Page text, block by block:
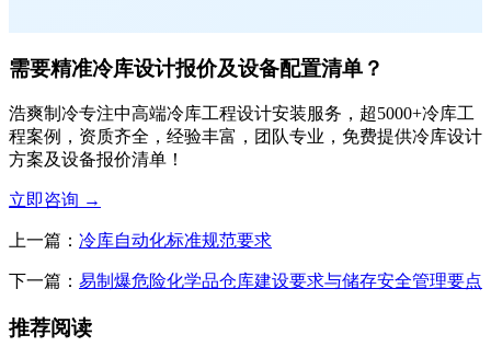
需要精准冷库设计报价及设备配置清单？
浩爽制冷专注中高端冷库工程设计安装服务，超5000+冷库工
程案例，资质齐全，经验丰富，团队专业，免费提供冷库设计
方案及设备报价清单！
立即咨询 →
上一篇： 冷库自动化标准规范要求
下一篇： 易制爆危险化学品仓库建设要求与储存安全管理要点
推荐阅读